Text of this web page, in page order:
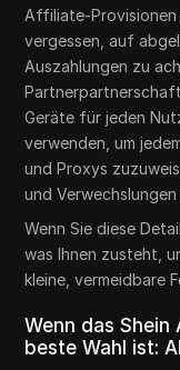
Affiliate-
vergessen, auf
Auszahlungen zu
Geräte für jeden
verwenden, um
und Proxys
und
Wenn Sie diese
was Ihnen zusteht,
kleine, vermeidbare
Wenn das
beste Wahl ist: